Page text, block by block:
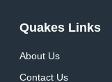
Quakes Links
About Us
Contact Us